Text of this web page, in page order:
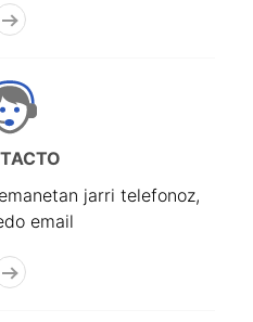
jarri telefonoz,
email